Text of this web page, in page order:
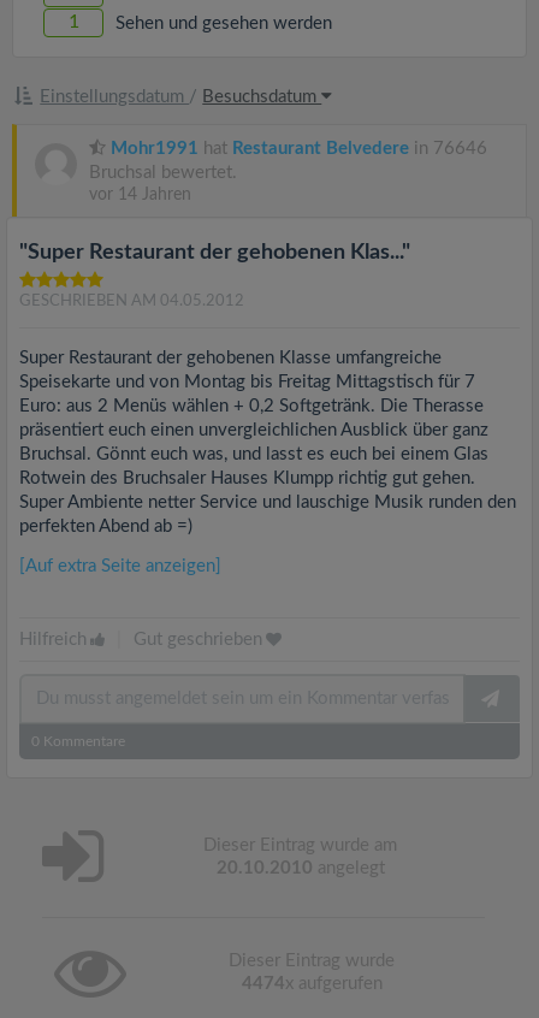
1 Sehen und gesehen werden
Einstellungsdatum / Besuchsdatum
Mohr1991 hat Restaurant Belvedere in 76646
Bruchsal bewertet.
vor 14 Jahren
"Super Restaurant der gehobenen Klas..."
GESCHRIEBEN AM 04.05.2012
Super Restaurant der gehobenen Klasse umfangreiche
Speisekarte und von Montag bis Freitag Mittagstisch für 7
Euro: aus 2 Menüs wählen + 0,2 Softgetränk. Die Therasse
präsentiert euch einen unvergleichlichen Ausblick über ganz
Bruchsal. Gönnt euch was, und lasst es euch bei einem Glas
Rotwein des Bruchsaler Hauses Klumpp richtig gut gehen.
Super Ambiente netter Service und lauschige Musik runden den
perfekten Abend ab =)
[Auf extra Seite anzeigen]
Hilfreich Gut geschrieben
0 Kommentare
Dieser Eintrag wurde am
20.10.2010 angelegt
Dieser Eintrag wurde
4474x aufgerufen